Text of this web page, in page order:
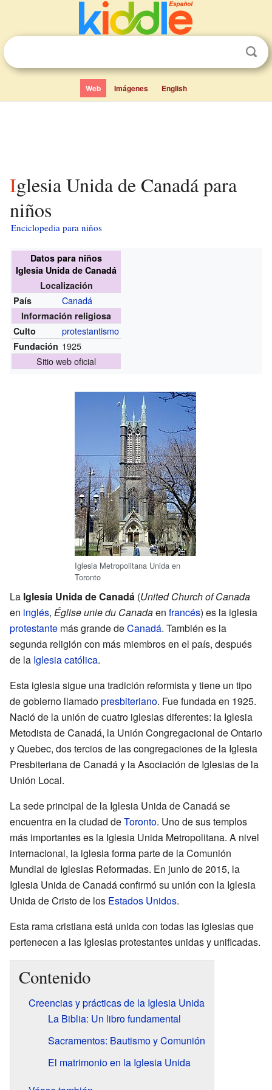
Web Imágenes English
Iglesia Unida de Canadá para
niños
Enciclopedia para niños
Datos para niños
Iglesia Unida de Canadá
Localización
País
Canadá
Información religiosa
Culto
protestantismo
Fundación 1925
Sitio web oficial
Iglesia Metropolitana Unida en
Toronto
La Iglesia Unida de Canadá (United Church of Canada
en inglés, Église unie du Canadaen francés) es la iglesia
protestante más grande deCanadá. También es la
segunda religión con más miembros en el país, después
de la Iglesia católica.
Esta iglesia sigue una tradición reformista y tiene un tipo
de gobierno llamadopresbiteriano. Fue fundada en 1925.
Nació de la unión de cuatro iglesias diferentes: la Iglesia
Metodista de Canadá, la Unión Congregacional de Ontario
y Quebec, dos tercios de las congregaciones de la Iglesia
Presbiteriana de Canadá y la Asociación de Iglesias de la
Unión Local.
La sede principal de la Iglesia Unida de Canadá se
encuentra en la ciudad deToronto. Uno de sus templos
más importantes es la Iglesia Unida Metropolitana. A nivel
internacional, la iglesia forma parte de la Comunión
Mundial de Iglesias Reformadas. En junio de 2015, la
Iglesia Unida de Canadá confirmó su unión con la Iglesia
Unida de Cristo de los Estados Unidos.
Esta rama cristiana está unida con todas las iglesias que
pertenecen a las Iglesias protestantes unidas y unificadas.
Contenido
Creencias y prácticas de la Iglesia Unida
La Biblia: Un libro fundamental
Sacramentos: Bautismo y Comunión
El matrimonio en la Iglesia Unida